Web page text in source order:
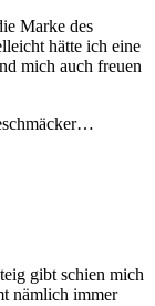
Marke des
hätte ich eine
mich auch freuen
gibt schien mich
nämlich immer